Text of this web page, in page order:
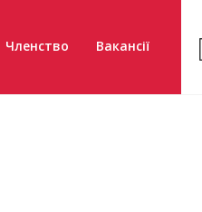
Членство Вакансії